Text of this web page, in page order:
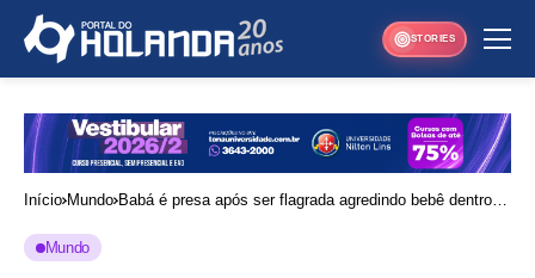
STORIES
Início Mundo Babá é presa após ser flagrada agredindo bebê dentro
Mundo